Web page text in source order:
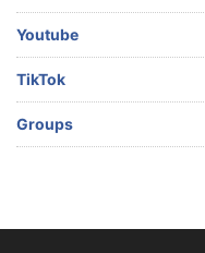
Youtube
TikTok
Groups